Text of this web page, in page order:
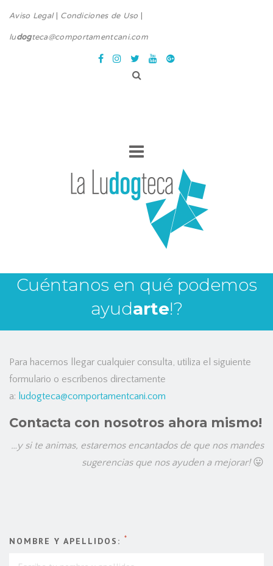
Aviso Legal|Condiciones de Uso|
ludogteca@comportamentcani.com
Cuéntanos en qué podemos
ayudarte!?
Para hacernos llegar cualquier consulta, utiliza el siguiente
formulario o escríbenos directamente
a: ludogteca@comportamentcani.com
Contacta con nosotros ahora mismo!
…y si te animas, estaremos encantados de que nos mandes
sugerencias que nos ayuden a mejorar!😛
NOMBRE Y APELLIDOS: *